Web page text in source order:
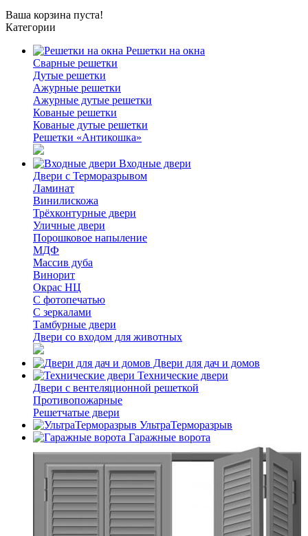
Ваша корзина пуста!
Категории
Решетки на окна
Сварные решетки
Дутые решетки
Ажурные решетки
Ажурные дутые решетки
Кованые решетки
Кованые дутые решетки
Решетки «Антикошка»
Входные двери
Двери с Терморазрывом
Ламинат
Винилискожа
Трёхконтурные двери
Уличные двери
Порошковое напыление
МДФ
Массив дуба
Винорит
Окрас НЦ
С фотопечатью
С зеркалами
Тамбурные двери
Двери со входом для животных
Двери для дач и домов
Технические двери
Двери с вентеляционной решеткой
Противопожарные
Решетчатые двери
УльтраТерморазрыв
Гаражные ворота